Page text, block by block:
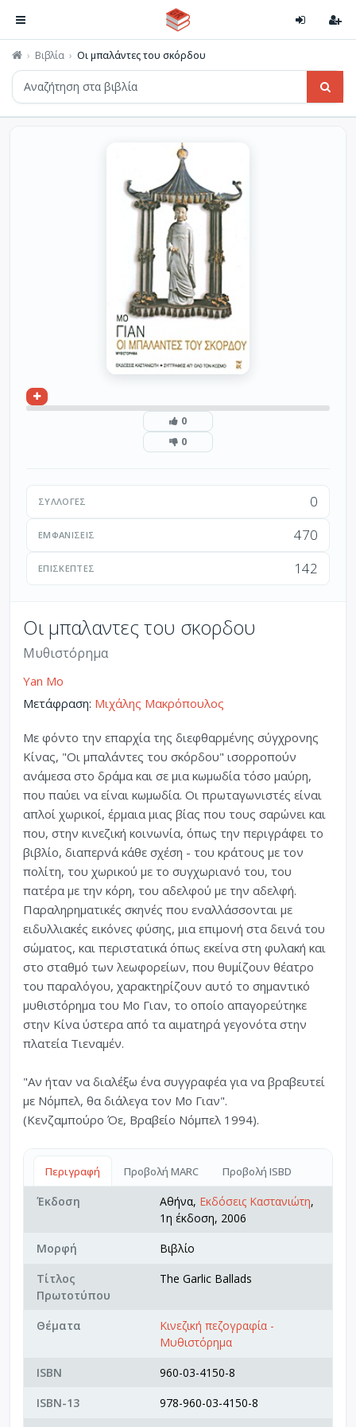
Βιβλία Οι μπαλάντες του σκόρδου
0
0
ΣΥΛΛΟΓΈΣ 0
ΕΜΦΑΝΊΣΕΙΣ 470
ΕΠΙΣΚΈΠΤΕΣ 142
Οι μπαλαντες του σκορδου
Μυθιστόρημα
Yan Mo
Μετάφραση: Μιχάλης Μακρόπουλος
Με φόντο την επαρχία της διεφθαρμένης σύγχρονης
Κίνας, "Oι μπαλάντες του σκόρδου" ισορροπούν
ανάμεσα στο δράμα και σε μια κωμωδία τόσο μαύρη,
που παύει να είναι κωμωδία. Oι πρωταγωνιστές είναι
απλοί χωρικοί, έρμαια μιας βίας που τους σαρώνει και
που, στην κινεζική κοινωνία, όπως την περιγράφει το
βιβλίο, διαπερνά κάθε σχέση - του κράτους με τον
πολίτη, του χωρικού με το συγχωριανό του, του
πατέρα με την κόρη, του αδελφού με την αδελφή.
Παραληρηματικές σκηνές που εναλλάσσονται με
ειδυλλιακές εικόνες φύσης, μια επιμονή στα δεινά του
σώματος, και περιστατικά όπως εκείνα στη φυλακή και
στο σταθμό των λεωφορείων, που θυμίζουν θέατρο
του παραλόγου, χαρακτηρίζουν αυτό το σημαντικό
μυθιστόρημα του Μο Γιαν, το οποίο απαγορεύτηκε
στην Κίνα ύστερα από τα αιματηρά γεγονότα στην
πλατεία Τιεναμέν.
"Αν ήταν να διαλέξω ένα συγγραφέα για να βραβευτεί
με Νόμπελ, θα διάλεγα τον Μο Γιαν".
(Κενζαμπούρο Όε, Βραβείο Νόμπελ 1994).
Περιγραφή Προβολή MARC Προβολή ISBD
Έκδοση Αθήνα, Εκδόσεις Καστανιώτη,
1η έκδοση, 2006
Μορφή
Βιβλίο
Τίτλος
Πρωτοτύπου
The Garlic Ballads
Θέματα
Κινεζική πεζογραφία -
Μυθιστόρημα
ISBN
960-03-4150-8
ISBN-13
978-960-03-4150-8